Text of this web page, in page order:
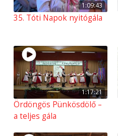
1:09:43
35. Tóti Napok nyitógála
1:17:21
Ördöngös Pünkösdölő –
a teljes gála